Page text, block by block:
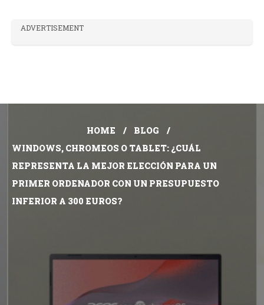
ADVERTISEMENT
HOME
BLOG
WINDOWS, CHROMEOS O TABLET: ¿CUÁL
REPRESENTA LA MEJOR ELECCIÓN PARA UN
PRIMER ORDENADOR CON UN PRESUPUESTO
INFERIOR A 300 EUROS?